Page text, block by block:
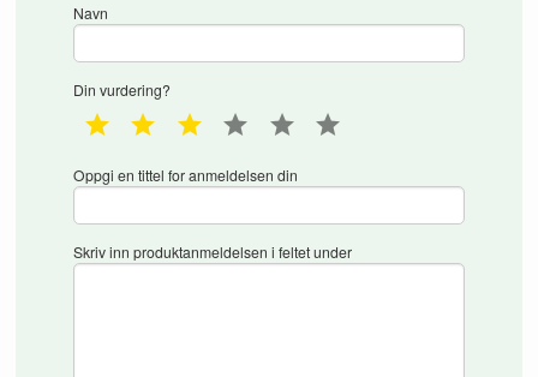
Navn
Din vurdering?
1 star 2 star 3 star 4 star 5 star
Oppgi en tittel for anmeldelsen din
Skriv inn produktanmeldelsen i feltet under